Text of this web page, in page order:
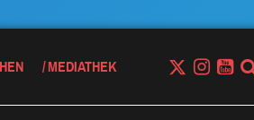
MEDIATHEK